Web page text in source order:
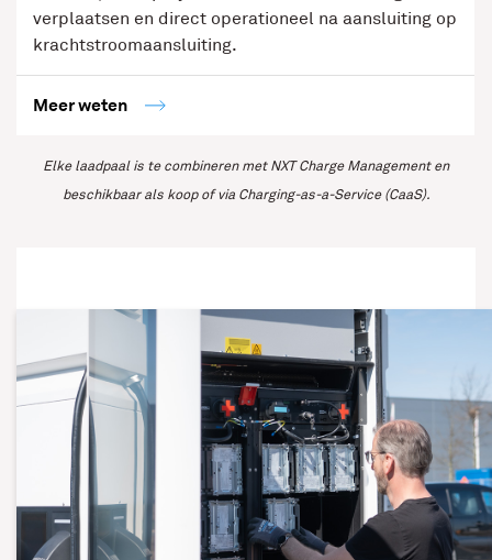
verplaatsen en direct operationeel na aansluiting op
krachtstroomaansluiting.
Meer weten
Elke laadpaal is te combineren met NXT Charge Management en
beschikbaar als koop of via Charging-as-a-Service (CaaS).